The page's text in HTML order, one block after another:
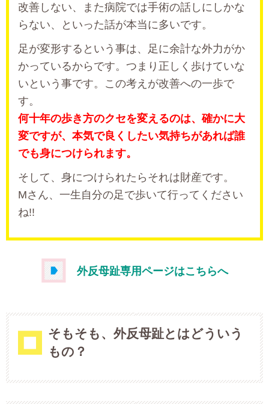
改善しない、また病院では手術の話しにしかな
らない、といった話が本当に多いです。
足が変形するという事は、足に余計な外力がか
かっているからです。つまり正しく歩けていな
いという事です。この考えが改善への一歩で
す。
何十年の歩き方のクセを変えるのは、確かに大
変ですが、本気で良くしたい気持ちがあれば誰
でも身につけられます。
そして、身につけられたらそれは財産です。
Mさん、一生自分の足で歩いて行ってください
ね!!
外反母趾専用ページはこちらへ
そもそも、外反母趾とはどういう
もの？